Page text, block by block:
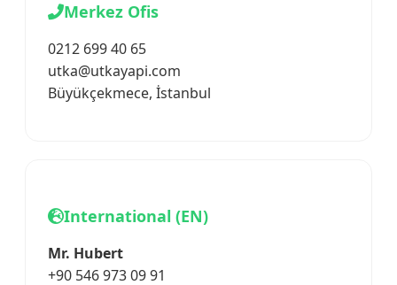
Merkez Ofis
0212 699 40 65
utka@utkayapi.com
Büyükçekmece, İstanbul
International (EN)
Mr. Hubert
+90 546 973 09 91